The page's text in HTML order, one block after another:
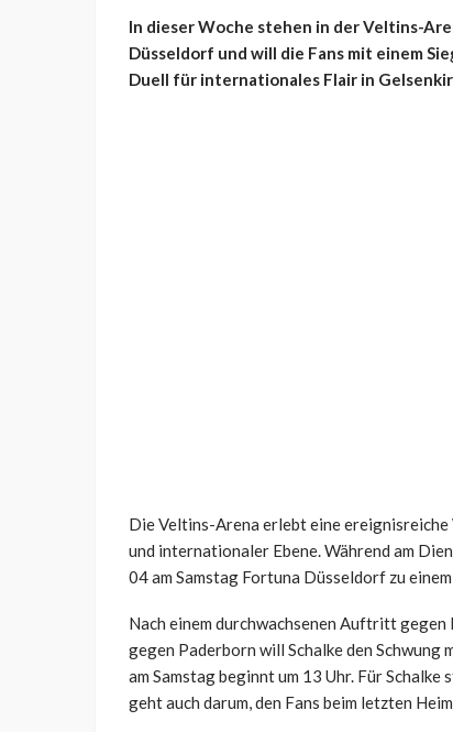
In dieser Woche stehen in der Veltins-
Düsseldorf und will die Fans mit einem
Duell für internationales Flair in
Die Veltins-Arena erlebt eine
und internationaler Ebene. Während am
04 am Samstag Fortuna Düsseldorf zu
Nach einem durchwachsenen Auftritt
gegen Paderborn will Schalke den
am Samstag beginnt um 13 Uhr. Für
geht auch darum, den Fans beim letzten